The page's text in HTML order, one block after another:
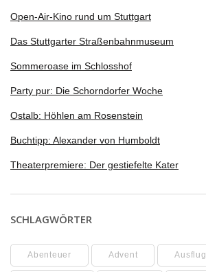
Open-Air-Kino rund um Stuttgart
Das Stuttgarter Straßenbahnmuseum
Sommeroase im Schlosshof
Party pur: Die Schorndorfer Woche
Ostalb: Höhlen am Rosenstein
Buchtipp: Alexander von Humboldt
Theaterpremiere: Der gestiefelte Kater
SCHLAGWÖRTER
Abenteuer Advent Ausflug